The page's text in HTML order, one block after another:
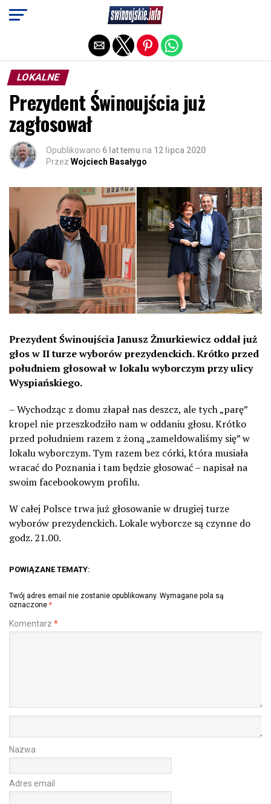
LOKALNE
Prezydent Świnoujścia już
zagłosował
Opublikowano 6 lat temu na 12 lipca 2020
Przez Wojciech Basałygo
Prezydent Świnoujścia Janusz Żmurkiewicz oddał już
głos w II turze wyborów prezydenckich. Krótko przed
południem głosował w lokalu wyborczym przy ulicy
Wyspiańskiego.
– Wychodząc z domu złapał nas deszcz, ale tych „parę”
kropel nie przeszkodziło nam w oddaniu głosu. Krótko
przed południem razem z żoną „zameldowaliśmy się” w
lokalu wyborczym. Tym razem bez córki, która musiała
wracać do Poznania i tam będzie głosować – napisał na
swoim facebookowym profilu.
W całej Polsce trwa już głosowanie w drugiej turze
wyborów prezydenckich. Lokale wyborcze są czynne do
godz. 21.00.
POWIĄZANE TEMATY:
Twój adres email nie zostanie opublikowany. Wymagane pola są
oznaczone *
Komentarz *
Nazwa
Adres email
Exit mobile version